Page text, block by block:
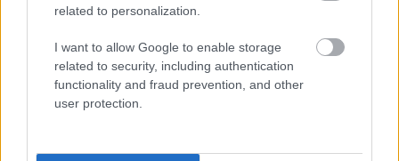
related to personalization.
I want to allow Google to enable storage
related to security, including authentication
functionality and fraud prevention, and other
user protection.
magukba Hajdu Szabolcs új filmjében a szereplők,
végül mégsem a piától készülnek be, hanem a
spontán felszakadó őszinteségtől. Nyolc évvel az
Ernelláék Farkaséknál után ismét két középkorú